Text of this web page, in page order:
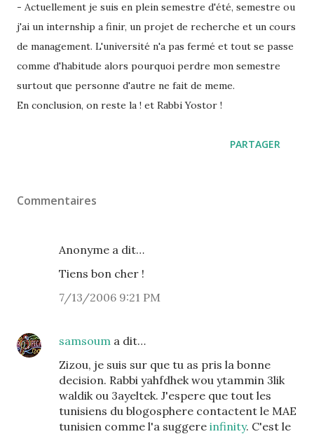
- Actuellement je suis en plein semestre d'été, semestre ou
j'ai un internship a finir, un projet de recherche et un cours
de management. L'université n'a pas fermé et tout se passe
comme d'habitude alors pourquoi perdre mon semestre
surtout que personne d'autre ne fait de meme.
En conclusion, on reste la ! et Rabbi Yostor !
PARTAGER
Commentaires
Anonyme a dit…
Tiens bon cher !
7/13/2006 9:21 PM
samsoum a dit…
Zizou, je suis sur que tu as pris la bonne
decision. Rabbi yahfdhek wou ytammin 3lik
waldik ou 3ayeltek. J'espere que tout les
tunisiens du blogosphere contactent le MAE
tunisien comme l'a suggere infinity. C'est le